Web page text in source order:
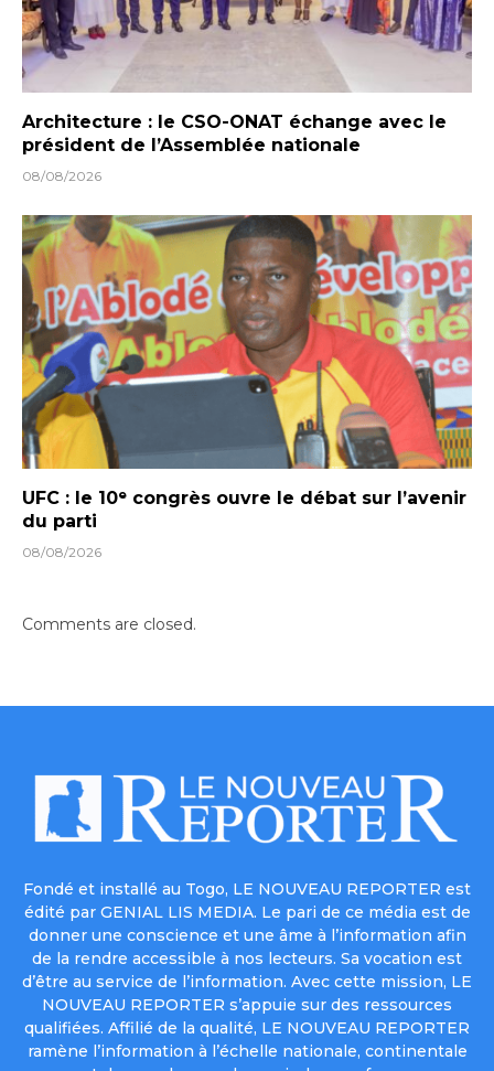
Architecture : le CSO-ONAT échange avec le
président de l’Assemblée nationale
08/08/2026
UFC : le 10ᵉ congrès ouvre le débat sur l’avenir
du parti
08/08/2026
Comments are closed.
Fondé et installé au Togo, LE NOUVEAU REPORTER est
édité par GENIAL LIS MEDIA. Le pari de ce média est de
donner une conscience et une âme à l’information afin
de la rendre accessible à nos lecteurs. Sa vocation est
d’être au service de l’information. Avec cette mission, LE
NOUVEAU REPORTER s’appuie sur des ressources
qualifiées. Affilié de la qualité, LE NOUVEAU REPORTER
ramène l’information à l’échelle nationale, continentale